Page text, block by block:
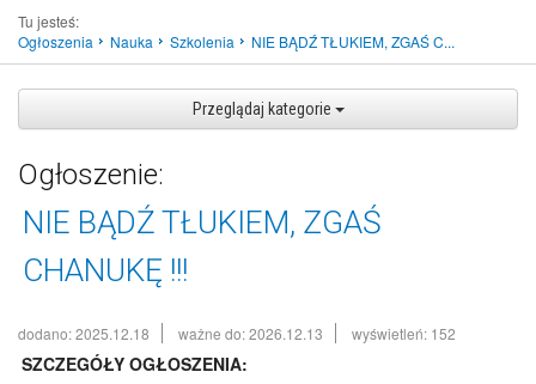
Tu jesteś:
Ogłoszenia
Nauka Szkolenia NIE BĄDŹ TŁUKIEM, ZGAŚ C...
Przeglądaj kategorie
Ogłoszenie:
NIE BĄDŹ TŁUKIEM, ZGAŚ
CHANUKĘ !!!
dodano: 2025.12.18 ważne do: 2026.12.13 wyświetleń: 152
SZCZEGÓŁY OGŁOSZENIA: